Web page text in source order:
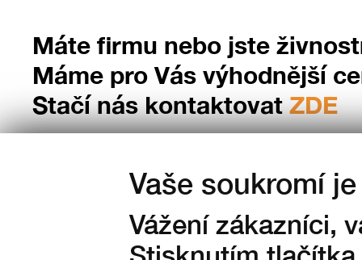
Vaše soukromí
Vážení zákazníci,
Máte firmu nebo jste
Máme pro Vás výhodnější
Stačí nás kontaktovatZDE